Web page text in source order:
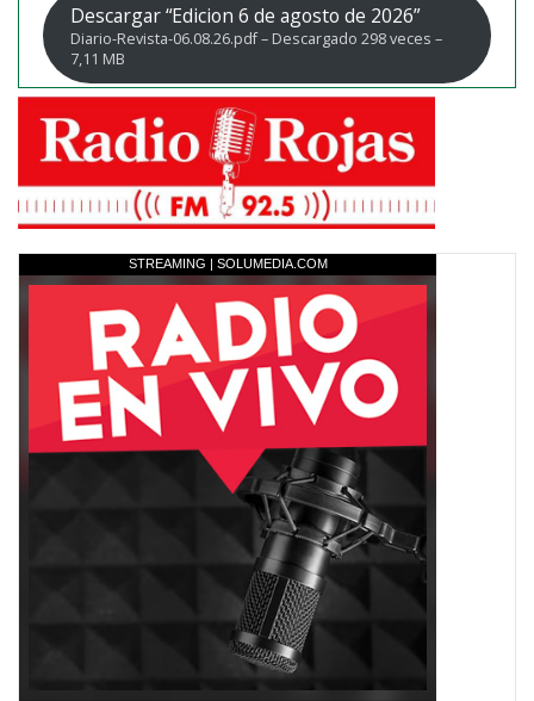
Descargar “Edicion 6 de agosto de 2026”
Diario-Revista-06.08.26.pdf – Descargado 298 veces –
7,11 MB